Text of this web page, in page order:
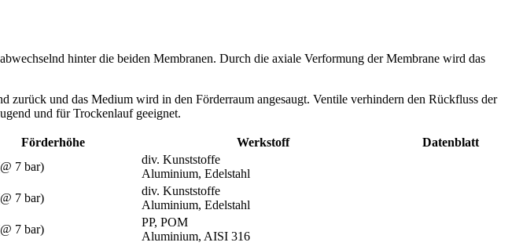
hinter die beiden Membranen. Durch die axiale Verformung der Membrane wird das
und das Medium wird in den Förderraum angesaugt. Ventile verhindern den Rückfluss der
und für Trockenlauf geeignet.
Förderhöhe Werkstoff
Datenblatt
7 bar)
div. Kunststoffe
Aluminium, Edelstahl
7 bar)
div. Kunststoffe
Aluminium, Edelstahl
7 bar)
PP, POM
Aluminium, AISI 316